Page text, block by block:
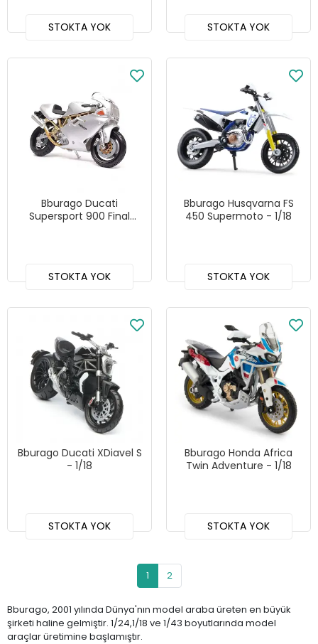
STOKTA YOK STOKTA YOK
Bburago Ducati
Supersport 900 Final
STOKTA YOK
Bburago Husqvarna FS
450 Supermoto - 1/18
STOKTA YOK
Bburago Ducati XDiavel S
- 1/18
STOKTA YOK
Bburago Honda Africa
Twin Adventure - 1/18
STOKTA YOK
1 2
Bburago, 2001 yılında Dünya'nın model araba üreten en büyük
şirketi haline gelmiştir. 1/24,1/18 ve 1/43 boyutlarında model
araçlar üretimine başlamıştır.